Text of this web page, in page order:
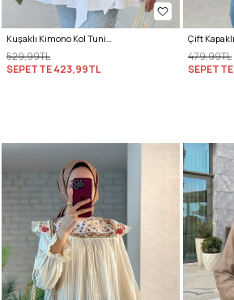
529,99TL
SEPETTE423,99TL
479,99TL
SEPETTE